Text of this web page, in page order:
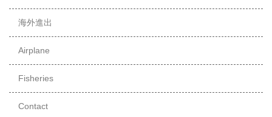
海外進出
Airplane
Fisheries
Contact